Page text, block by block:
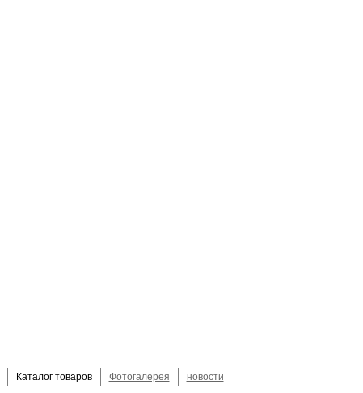
Каталог товаров Фотогалерея новости